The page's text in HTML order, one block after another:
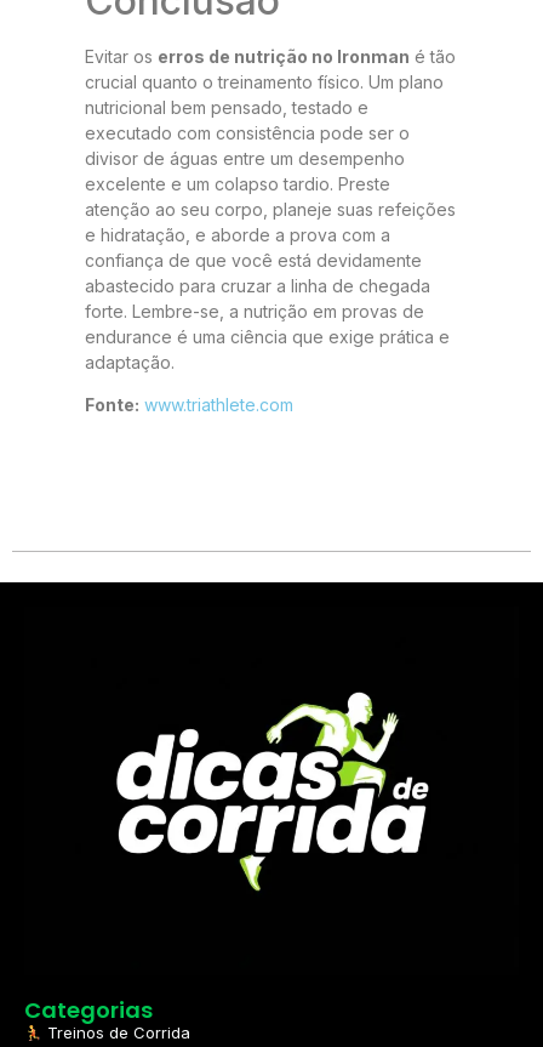
Evitar os erros de nutrição no Ironman é tão
crucial quanto o treinamento físico. Um plano
nutricional bem pensado, testado e
executado com consistência pode ser o
divisor de águas entre um desempenho
excelente e um colapso tardio. Preste
atenção ao seu corpo, planeje suas refeições
e hidratação, e aborde a prova com a
confiança de que você está devidamente
abastecido para cruzar a linha de chegada
forte. Lembre-se, a nutrição em provas de
endurance é uma ciência que exige prática e
adaptação.
Fonte: www.triathlete.com
Categorias
Treinos de Corrida